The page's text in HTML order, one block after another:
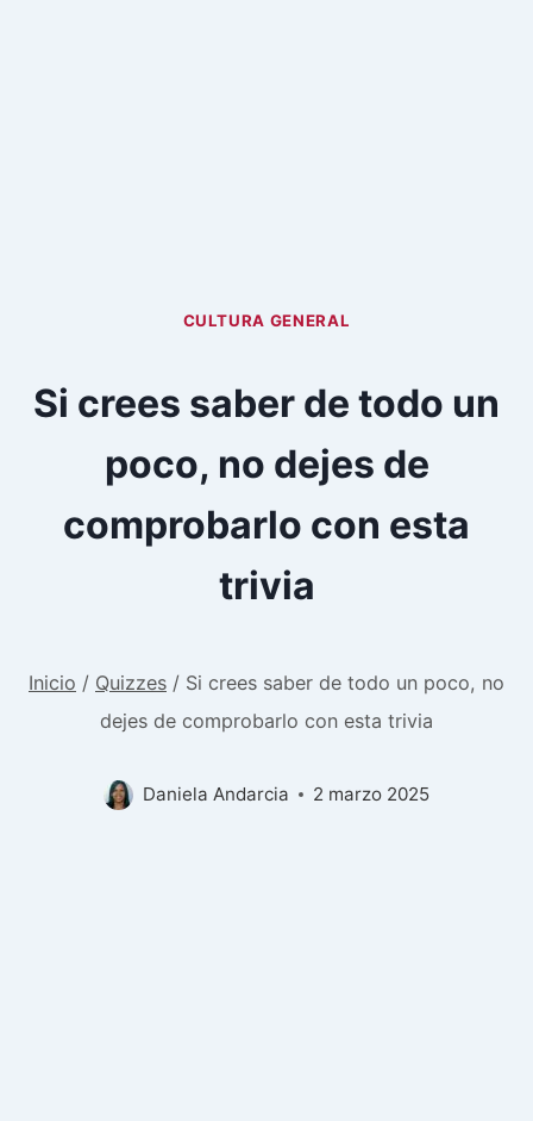
CULTURA GENERAL
Si crees saber de todo un
poco, no dejes de
comprobarlo con esta
trivia
Inicio / Quizzes / Si crees saber de todo un poco, no
dejes de comprobarlo con esta trivia
Daniela Andarcia 2 marzo 2025